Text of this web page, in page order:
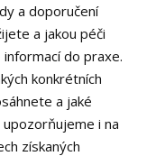
a doporučení
a jakou péči
do praxe.
konkrétních
a jaké
i na
získaných